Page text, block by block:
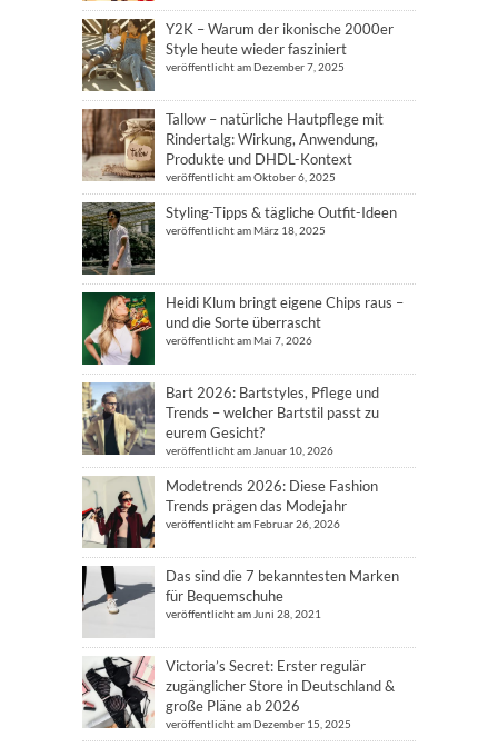
Y2K – Warum der ikonische 2000er
Style heute wieder fasziniert
veröffentlicht am Dezember 7, 2025
Tallow – natürliche Hautpflege mit
Rindertalg: Wirkung, Anwendung,
Produkte und DHDL-Kontext
veröffentlicht am Oktober 6, 2025
Styling-Tipps & tägliche Outfit-Ideen
veröffentlicht am März 18, 2025
Heidi Klum bringt eigene Chips raus –
und die Sorte überrascht
veröffentlicht am Mai 7, 2026
Bart 2026: Bartstyles, Pflege und
Trends – welcher Bartstil passt zu
eurem Gesicht?
veröffentlicht am Januar 10, 2026
Modetrends 2026: Diese Fashion
Trends prägen das Modejahr
veröffentlicht am Februar 26, 2026
Das sind die 7 bekanntesten Marken
für Bequemschuhe
veröffentlicht am Juni 28, 2021
Victoria’s Secret: Erster regulär
zugänglicher Store in Deutschland &
große Pläne ab 2026
veröffentlicht am Dezember 15, 2025